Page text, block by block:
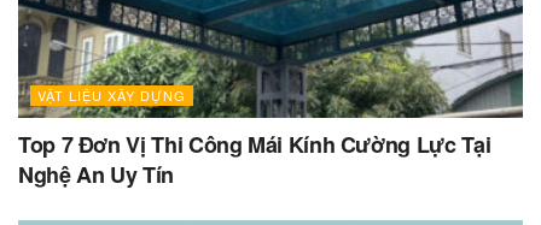
VẬT LIỆU XÂY DỰNG
Top 7 Đơn Vị Thi Công Mái Kính Cường Lực Tại
Nghệ An Uy Tín